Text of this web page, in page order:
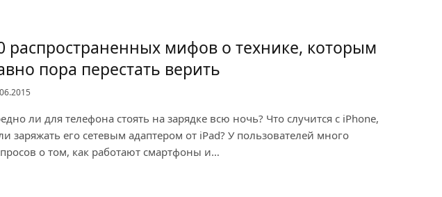
распространенных мифов о технике, которым
пора перестать верить
ли для телефона стоять на зарядке всю ночь? Что случится с iPhone,
заряжать его сетевым адаптером от iPad? У пользователей много
о том, как работают смартфоны и…